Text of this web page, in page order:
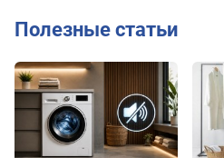
Полезные статьи